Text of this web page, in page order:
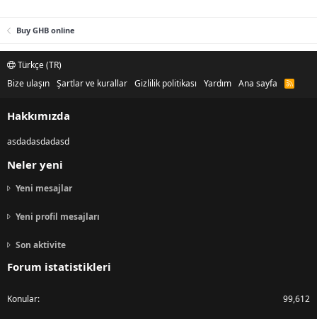
Buy GHB online
Türkçe (TR)
Bize ulaşın Şartlar ve kurallar Gizlilik politikası Yardım Ana sayfa
R
Hakkımızda
asdadasdadasd
Neler yeni
Yeni mesajlar
Yeni profil mesajları
Son aktivite
Forum istatistikleri
Konular 99,612